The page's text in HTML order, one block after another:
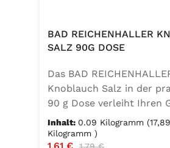
BAD REICHENHALLER
SALZ 90G DOSE
Das BAD
Knoblauch Salz in der
90 g Dose verleiht Ihren
einen vollmundigen,
Knoblauchgeschmack.
Inhalt: 0.09 Kilogramm
Kilogramm )
Verkaufspreis:
1,61 € Regulärer Preis:
1,79 €